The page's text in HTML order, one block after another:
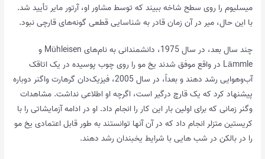
میسلیوم را روی سطح شاخه ببیند که توسط مشاور او، آرتور مایر تأیید شد.
با این حال، میر در آن زمان قادر به شناسایی قطعی گونه‌های قارچی نبود.
چند سال بعد، در سال 1975، دانشمندانی به نام‌های Mühleisen و
Lämmle در واقع موفق شدند یخ مو را روی چوب پوسیده در یک اتاقک
آب‌وهوایی رشد دهند و بعداً، در سال 2005، فیزیک‌دان گرهارت واگنر دوباره
پیشنهاد کرد که یک قارچ درگیر است، اگرچه او اطلاعی نداشت. مشاهدات
وگنر زمانی که برای اولین بار این کار را انجام داد. او در ادامه آزمایشاتی را با
کریستین متزلر انجام داد که در آن آنها توانستند به طور قابل اعتمادی یخ مو
را در بالکن در شب هایی با شرایط یخبندان رشد دهند.